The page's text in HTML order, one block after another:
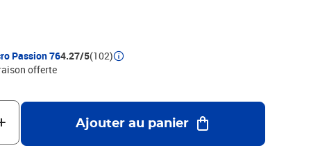
Passion 764.27/5(102)
offerte
Ajouter au panier